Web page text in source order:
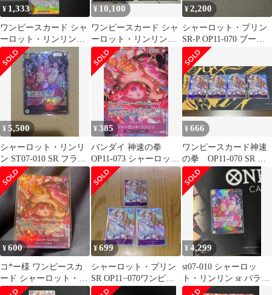
¥ 1,333
ワンピースカード シャ
ーロット・リンリン
OP11-073 R パラレル
3枚
¥ 10,100
ワンピースカード シャ
ーロット・リンリン
ST07-010 フラッグシッ
プ
¥2,200
シャーロット・プリン
SR-P OP11-070 ブース
ターパック「神速の
拳」
¥5,500
シャーロット・リンリ
ン ST07-010 SR フラッ
グシップ 未開封
¥385
バンダイ 神速の拳
OP11-073 シャーロッ
ト・リンリン Rパラレ
ル
¥666
ワンピースカード神速
の拳 OP11-070 SR シ
ャーロット・プリン 4
枚
¥600
コ*ー様 ワンピースカ
ード シャーロット・リ
ンリン R パラレル
¥699
シャーロット・プリン
SR OP11−070ワンピー
スカード神速の拳
¥4,299
st07-010 シャーロッ
ト・リンリン sr パラレ
ル フラッグシップ フ